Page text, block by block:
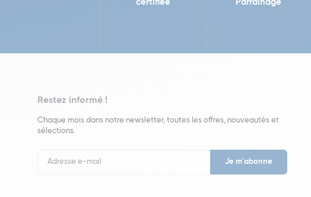
certifiée
Parrainage
Restez informé !
Chaque mois dans notre newsletter, toutes les offres, nouveautés et
sélections.
Newsletter